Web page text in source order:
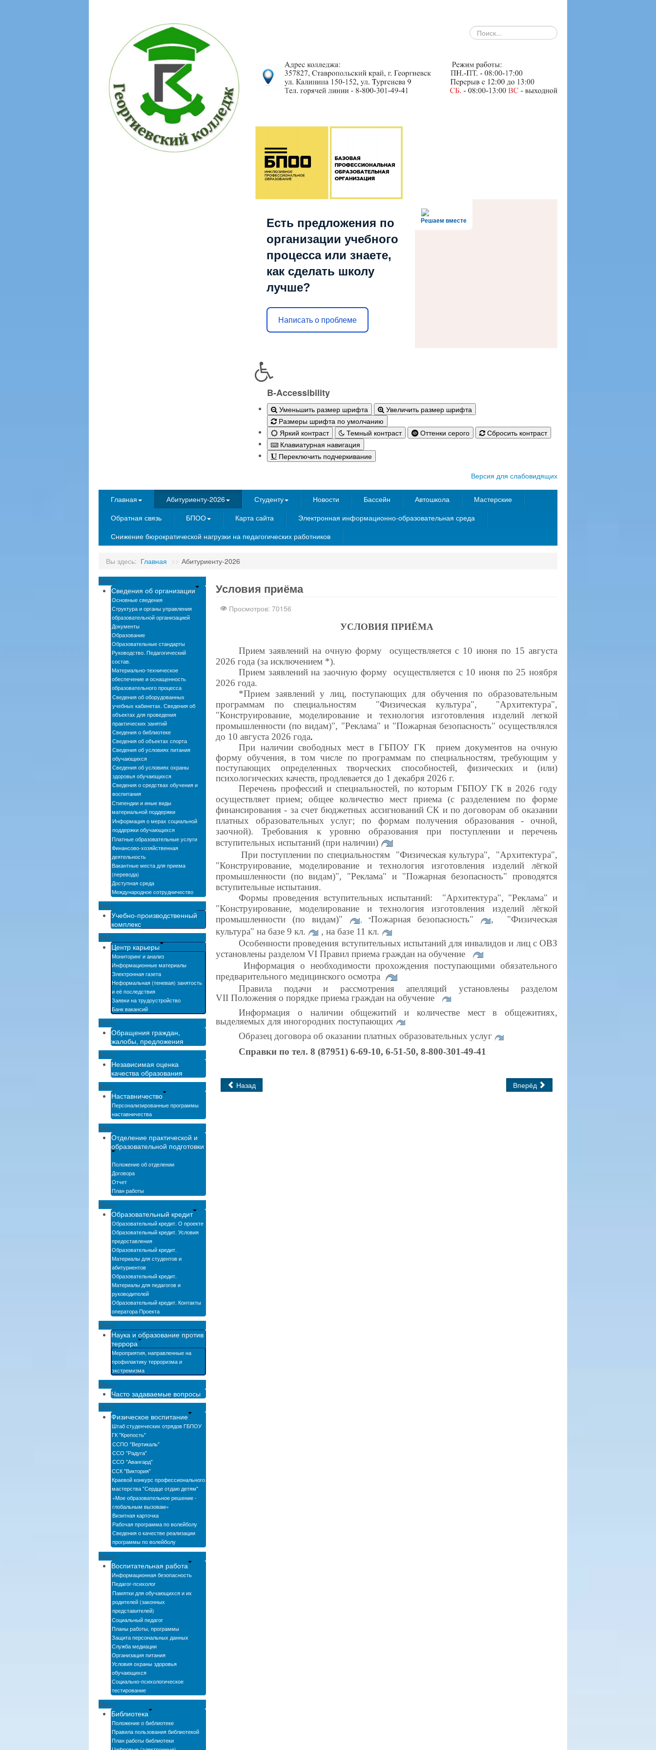
search
Решаем вместе
Есть предложения по
организации учебного
процесса или знаете,
как сделать школу
лучше?
Написать о проблеме
B-Accessibility
Уменьшить размер шрифта
Увеличить размер шрифта
Размеры шрифта по умолчанию
Яркий контраст
Темный контраст Оттенки серого
Сбросить контраст
Клавиатурная навигация
Переключить подчеркивание
Версия для слабовидящих
Главная Абитуриенту-2026 Студенту Новости Бассейн Автошкола
Мастерские
Обратная связь
БПОО Карта сайта
Электронная информационно-образовательная среда
Снижение бюрократической нагрузки на педагогических работников
Вы здесь: Главная >> Абитуриенту-2026
Menu
Сведения об организации
Основные сведения
Структура и органы управления
образовательной организацией
Документы
Образование
Образовательные стандарты
Руководство. Педагогический
состав.
Материально-техническое
обеспечение и оснащенность
образовательного процесса
Сведения об оборудованных
учебных кабинетах. Сведения об
объектах для проведения
практических занятий
Сведения о библиотеке
Сведения об объектах спорта
Сведения об условиях питания
обучающихся
Сведения об условиях охраны
здоровья обучающихся
Сведения о средствах обучения и
воспитания
Стипендии и иные виды
материальной поддержки
Информация о мерах социальной
поддержки обучающихся
Платные образовательные услуги
Финансово-хозяйственная
деятельность
Вакантные места для приема
(перевода)
Доступная среда
Международное сотрудничество
Menu
Учебно-производственный
комплекс
Menu
Центр карьеры
Мониторинг и анализ
Информационные материалы
Электронная газета
Неформальная (теневая) занятость
и её последствия
Заявки на трудоустройство
Банк вакансий
Menu
Обращения граждан,
жалобы, предложения
Menu
Независимая оценка
качества образования
Menu
Наставничество
Персонализированные программы
наставничества
Menu
Отделение практической и
образовательной подготовки
Положение об отделении
Договора
Отчет
План работы
Menu
Образовательный кредит
Образовательный кредит. О проекте
Образовательный кредит. Условия
предоставления
Образовательный кредит.
Материалы для студентов и
абитуриентов
Образовательный кредит.
Материалы для педагогов и
руководителей
Образовательный кредит. Контакты
оператора Проекта
Menu
Наука и образование против
террора
Мероприятия, направленные на
профилактику терроризма и
экстремизма
Menu
Часто задаваемые вопросы
Menu
Физическое воспитание
Штаб студенческих отрядов ГБПОУ
ГК "Крепость"
ССПО "Вертикаль"
ССО "Радуга"
ССО "Авангард"
ССК "Виктория"
Краевой конкурс профессионального
мастерства "Сердце отдаю детям"
«Мое образовательное решение -
глобальным вызовам»
Визитная карточка
Рабочая программа по волейболу
Сведения о качестве реализации
программы по волейболу
Menu
Воспитательная работа
Информационная безопасность
Педагог-психолог
Памятки для обучающихся и их
родителей (законных
представителей)
Социальный педагог
Планы работы, программы
Защита персональных данных
Служба медиации
Организация питания
Условия охраны здоровья
обучающихся
Социально-психологическое
тестирование
Menu
Библиотека
Положение о библиотеке
Правила пользования библиотекой
План работы библиотеки
nachodki.ru интернет-магазин
Условия приёма
Просмотров: 70156
УСЛОВИЯ ПРИЁМА
Прием заявлений на очную форму осуществляется с 10 июня по 15 августа
2026 года (за исключением *).
Прием заявлений на заочную форму осуществляется с 10 июня по 25 ноября
2026 года.
*Прием заявлений у лиц, поступающих для обучения по образовательным
программам по специальностям "Физическая культура", "Архитектура",
"Конструирование, моделирование и технология изготовления изделий легкой
промышленности (по видам)", "Реклама" и "Пожарная безопасность" осуществлялся
до 10 августа 2026 года.
При наличии свободных мест в ГБПОУ ГК прием документов на очную
форму обучения, в том числе по программам по специальностям, требующим у
поступающих определенных творческих способностей, физических и (или)
психологических качеств, продлевается до 1 декабря 2026 г.
Перечень профессий и специальностей, по которым ГБПОУ ГК в 2026 году
осуществляет прием; общее количество мест приема (с разделением по форме
финансирования - за счет бюджетных ассигнований СК и по договорам об оказании
платных образовательных услуг; по формам получения образования - очной,
заочной). Требования к уровню образования при поступлении и перечень
вступительных испытаний (при наличии)
При поступлении по специальностям "Физическая культура", "Архитектура",
"Конструирование, моделирование и технология изготовления изделий лёгкой
промышленности (по видам)", "Реклама" и "Пожарная безопасность" проводятся
вступительные испытания.
Формы проведения вступительных испытаний:
"Архитектура", "Реклама" и
"Конструирование, моделирование и технологияизготовления изделий лёгкой
промышленности (по видам)" , "Пожарная безопасность" , "Физическая
культура" на базе 9 кл.
, на базе 11 кл.
Особенности проведения вступительных испытаний для инвалидов и лиц с ОВЗ
установлены разделом VI Правил приема граждан на обучение
Информация о необходимости прохождения поступающими обязательного
предварительного медицинского осмотра
Правила подачи и рассмотрения апелляций установлены разделом
VII Положения о порядке приема граждан на обучение
Информация о наличии общежитий и количестве мест в общежитиях,
выделяемых для иногородних поступающих
Образец договора об оказании платных образовательных услуг
Справки по тел. 8 (87951) 6-69-10, 6-51-50, 8-800-301-49-41
Назад Вперёд